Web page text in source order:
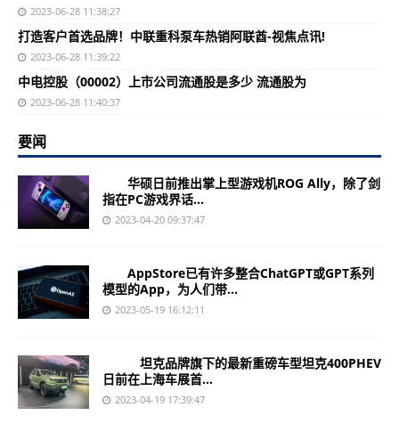
2023-06-28 11:38:27
打造客户首选品牌！中联重科泵车热销阿联酋-视焦点讯!
2023-06-28 11:39:22
中电控股（00002）上市公司流通股是多少 流通股为
2023-06-28 11:40:37
要闻
华硕日前推出掌上型游戏机ROG Ally，除了剑
指在PC游戏界话...
2023-04-20 09:37:47
AppStore已有许多整合ChatGPT或GPT系列
模型的App，为人们带...
2023-05-19 16:12:11
坦克品牌旗下的最新重磅车型坦克400PHEV
日前在上海车展首...
2023-04-19 17:39:47